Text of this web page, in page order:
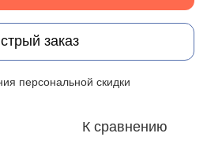
заказ
персональной скидки
К сравнению